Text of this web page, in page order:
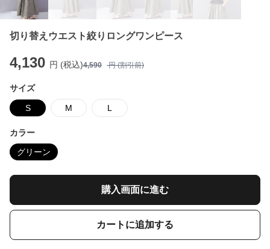
切り替えウエスト絞りロングワンピース
4,130 円 (税込)4,590 円 (割引前)
サイズ
S M L
カラー
グリーン
購入画面に進む
カートに追加する